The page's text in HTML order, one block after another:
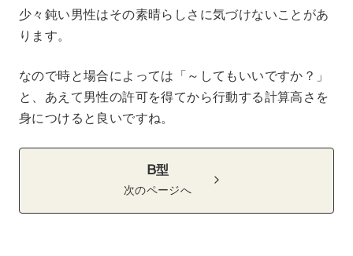
少々鈍い男性はその素晴らしさに気づけないことがあ
ります。
なので時と場合によっては「～してもいいですか？」
と、あえて男性の許可を得てから行動する計算高さを
身につけると良いですね。
B型
次のページへ